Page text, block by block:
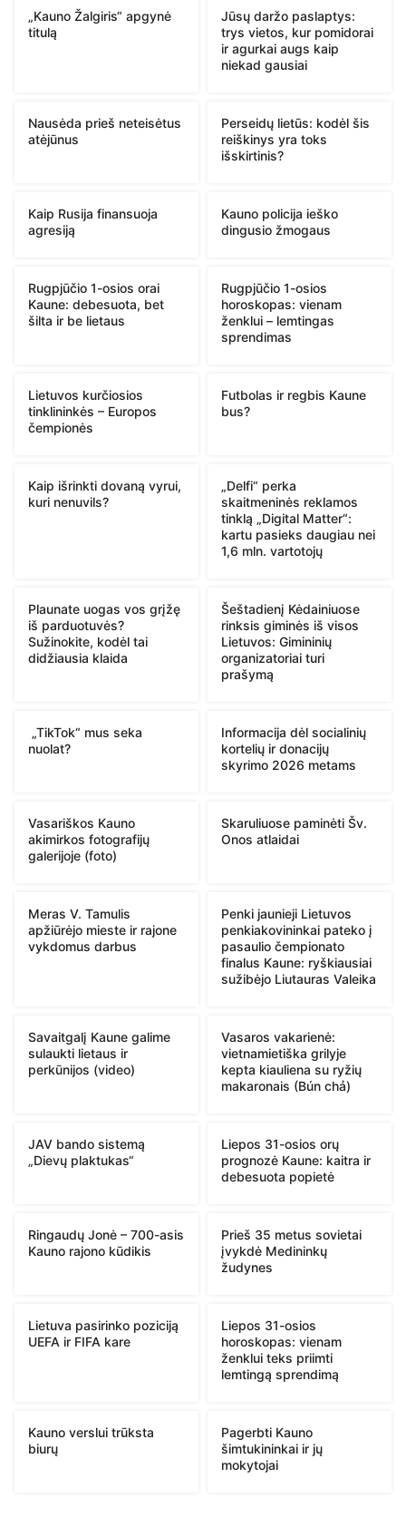
„Kauno Žalgiris“ apgynė
titulą
Jūsų daržo paslaptys:
trys vietos, kur pomidorai
ir agurkai augs kaip
niekad gausiai
Nausėda prieš neteisėtus
atėjūnus
Perseidų lietūs: kodėl šis
reiškinys yra toks
išskirtinis?
Kaip Rusija finansuoja
agresiją
Kauno policija ieško
dingusio žmogaus
Rugpjūčio 1-osios orai
Kaune: debesuota, bet
šilta ir be lietaus
Rugpjūčio 1-osios
horoskopas: vienam
ženklui – lemtingas
sprendimas
Lietuvos kurčiosios
tinklininkės – Europos
čempionės
Futbolas ir regbis Kaune
bus?
Kaip išrinkti dovaną vyrui,
kuri nenuvils?
„Delfi“ perka
skaitmeninės reklamos
tinklą „Digital Matter“:
kartu pasieks daugiau nei
1,6 mln. vartotojų
Plaunate uogas vos grįžę
iš parduotuvės?
Sužinokite, kodėl tai
didžiausia klaida
Šeštadienį Kėdainiuose
rinksis giminės iš visos
Lietuvos: Gimininių
organizatoriai turi
prašymą
„TikTok“ mus seka
nuolat?
Informacija dėl socialinių
kortelių ir donacijų
skyrimo 2026 metams
Vasariškos Kauno
akimirkos fotografijų
galerijoje (foto)
Skaruliuose paminėti Šv.
Onos atlaidai
Meras V. Tamulis
apžiūrėjo mieste ir rajone
vykdomus darbus
Penki jaunieji Lietuvos
penkiakovininkai pateko į
pasaulio čempionato
finalus Kaune: ryškiausiai
sužibėjo Liutauras Valeika
Savaitgalį Kaune galime
sulaukti lietaus ir
perkūnijos (video)
Vasaros vakarienė:
vietnamietiška grilyje
kepta kiauliena su ryžių
makaronais (Bún chả)
JAV bando sistemą
„Dievų plaktukas“
Liepos 31-osios orų
prognozė Kaune: kaitra ir
debesuota popietė
Ringaudų Jonė – 700-asis
Kauno rajono kūdikis
Prieš 35 metus sovietai
įvykdė Medininkų
žudynes
Lietuva pasirinko poziciją
UEFA ir FIFA kare
Liepos 31-osios
horoskopas: vienam
ženklui teks priimti
lemtingą sprendimą
Kauno verslui trūksta
biurų
Pagerbti Kauno
šimtukininkai ir jų
mokytojai